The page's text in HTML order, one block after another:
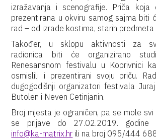
izražavanja i scenografije. Priča
prezentirana u okviru samog sajma biti
rad – od izrade kostima, starih predmeta
Također, u sklopu aktivnosti za
radionica biti će organizirano
Renesansnom festivalu u Koprivnici
osmislili i prezentirani svoju priču.
dugogodišnji organizatori festivala
Butolen i Neven Cetinjanin.
Broj mjesta je ograničen, pa se mole
se prijave do 27.02.2019. godine
info@ka-matrix.hr ili na broj 095/444